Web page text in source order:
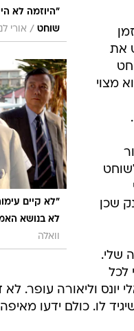
"היוזמה לא
שוחט
אורי
עם
של
לא
את
מצוי